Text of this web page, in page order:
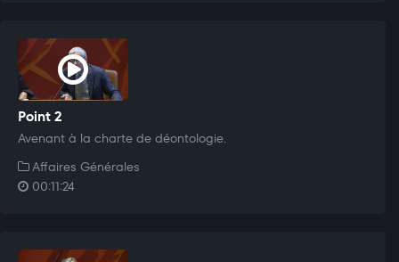
Point 2
Avenant à la charte de déontologie.
Affaires Générales
00:11:24